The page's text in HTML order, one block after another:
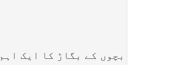
بچوں کے بگاڑ کا ایک